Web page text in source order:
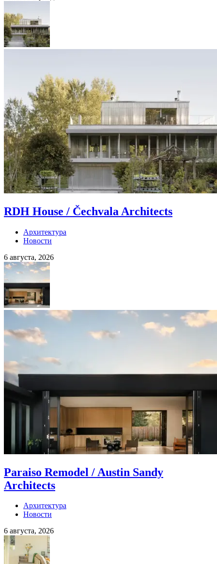
RDH House / Čechvala Architects
Архитектура
Новости
6 августа, 2026
Paraiso Remodel / Austin Sandy
Architects
Архитектура
Новости
6 августа, 2026